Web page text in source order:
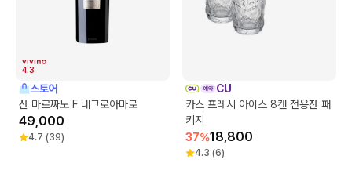
4.3
스토어
산 마르짜노 F 네그로아마로
49,000
4.7 (39)
CU
카스 프레시 아이스 8캔 전용잔 패
키지
37%18,800
4.3 (6)